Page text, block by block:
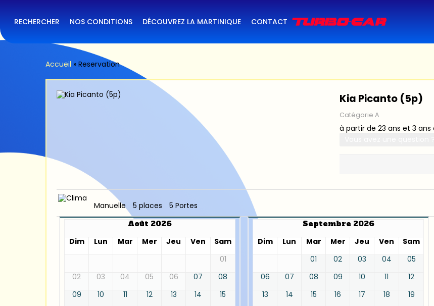
main
content
RECHERCHER NOS CONDITIONS DÉCOUVREZ LA MARTINIQUE CONTACT
Accueil » Reservation
Kia Picanto (5p)
Catégorie A
à partir de 23 ans et 3 ans
Manuelle 5 places
5 Portes
Août 2026
Dim
Lun Mar Mer Jeu Ven
Sam
01
02
03 04 05 06 07
08
09
10 11 12 13 14
15
Septembre 2026
Dim
Lun Mar Mer Jeu Ven
Sam
01
02 03 04
05
06
07 08 09 10 11
12
13
14 15 16 17 18
19